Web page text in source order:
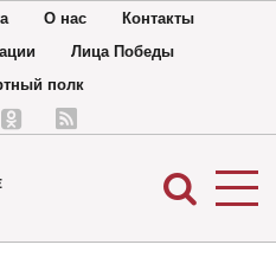
О нас
Контакты
Лица Победы
полк